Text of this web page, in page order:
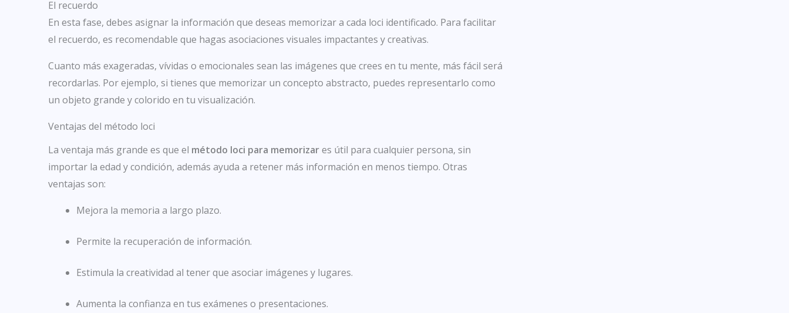
El recuerdo
En esta fase, debes asignar la información que deseas memorizar a cada loci identificado. Para facilitar
el recuerdo, es recomendable que hagas asociaciones visuales impactantes y creativas.
Cuanto más exageradas, vívidas o emocionales sean las imágenes que crees en tu mente, más fácil será
recordarlas. Por ejemplo, si tienes que memorizar un concepto abstracto, puedes representarlo como
un objeto grande y colorido en tu visualización.
Ventajas del método loci
La ventaja más grande es que el método loci para memorizares útil para cualquier persona, sin
importar la edad y condición, además ayuda a retener más información en menos tiempo. Otras
ventajas son:
Mejora la memoria a largo plazo.
Permite la recuperación de información.
Estimula la creatividad al tener que asociar imágenes y lugares.
Aumenta la confianza en tus exámenes o presentaciones.